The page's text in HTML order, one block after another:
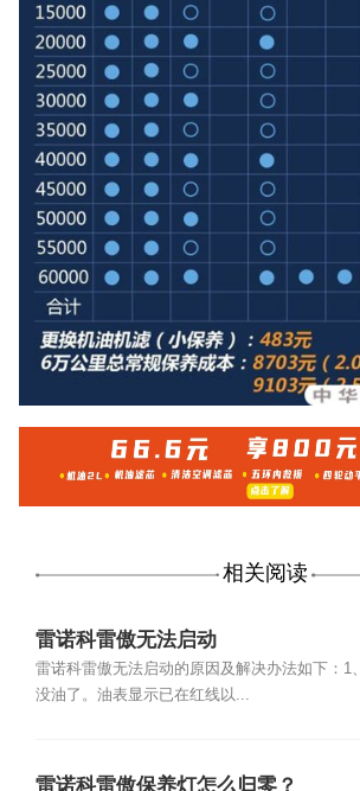
相关阅读
雷诺科雷傲无法启动
雷诺科雷傲无法启动的原因及解决办法如下：1、
没油了。油表显示已在红线以...
雷诺科雷傲保养灯怎么归零？